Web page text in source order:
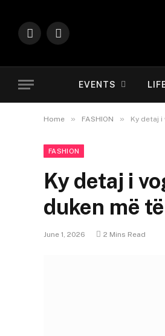
InstagramYouTube
EVENTS
Home » FASHION » Ky detaj
FASHION
Ky detaj i
duken më
June 1, 2026 2 Mins Read